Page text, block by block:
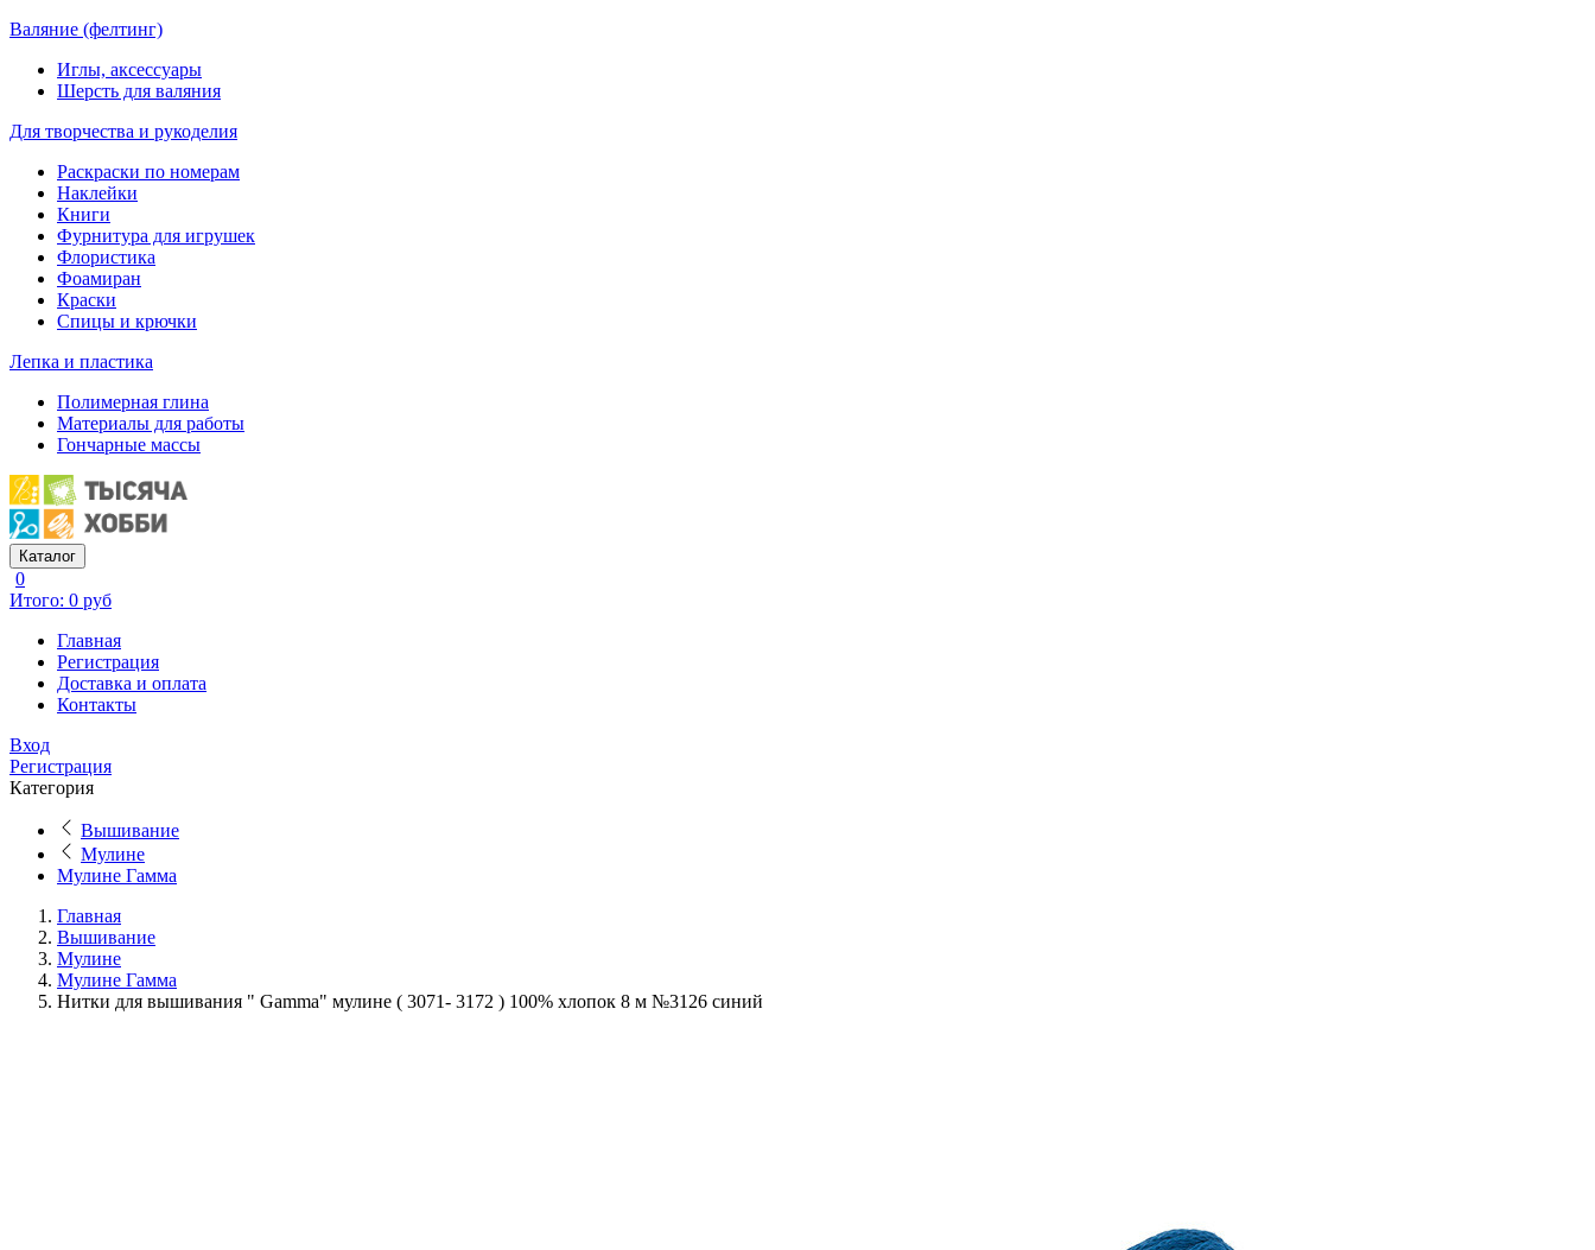
Валяние (фелтинг)
Иглы, аксессуары
Шерсть для валяния
Для творчества и рукоделия
Раскраски по номерам
Наклейки
Книги
Фурнитура для игрушек
Флористика
Фоамиран
Краски
Спицы и крючки
Лепка и пластика
Полимерная глина
Материалы для работы
Гончарные массы
Каталог
0
Итого: 0 руб
Главная
Регистрация
Доставка и оплата
Контакты
Вход
Регистрация
Категория
Вышивание
Мулине
Мулине Гамма
Главная
Вышивание
Мулине
Мулине Гамма
Нитки для вышивания " Gamma" мулине ( 3071- 3172 ) 100% хлопок 8 м №3126 синий